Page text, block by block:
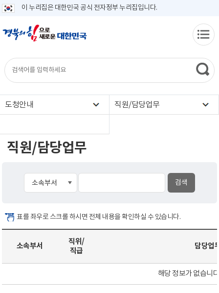
이 누리집은 대한민국 공식 전자정부 누리집입니다.
도청안내 직원/담당업무
직원/담당업무
표를 좌우로 스크롤 하시면 전체 내용을 확인하실 수 있습니다.
소속부서
직위/
직급
담당업
해당 정보가 없습니